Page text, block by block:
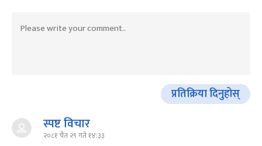
प्रतिक्रिया दिनुहोस्
स्पष्ट विचार
२०८१ चैत २९ गते १४:३३